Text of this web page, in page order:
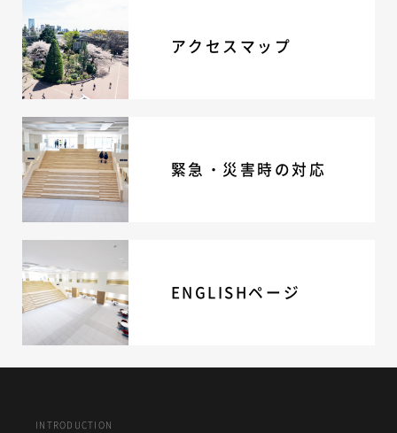
アクセスマップ
緊急・災害時の対応
ENGLISHページ
INTRODUCTION